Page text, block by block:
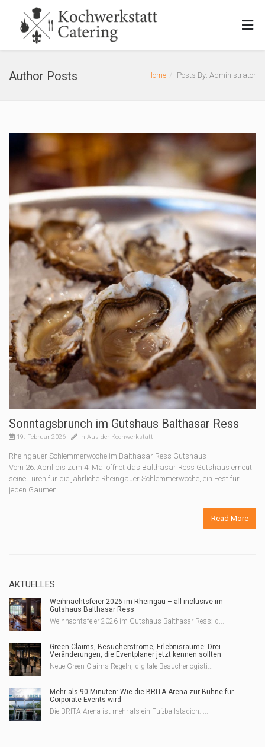
Author Posts Home Posts By: Administrator
Sonntagsbrunch im Gutshaus Balthasar Ress
19. Februar 2026 In Aus der Kochwerkstatt
Rheingauer Schlemmerwoche im Balthasar Ress Gutshaus
Vom 26. April bis zum 4. Mai öffnet das Balthasar Ress Gutshaus erneut
seine Türen für die jährliche Rheingauer Schlemmerwoche, ein Fest für
jeden Gaumen.
Read More
AKTUELLES
Weihnachtsfeier 2026 im Rheingau – all-inclusive im
Gutshaus Balthasar Ress
Weihnachtsfeier 2026 im Gutshaus Balthasar Ress: d...
Green Claims, Besucherströme, Erlebnisräume: Drei
Veränderungen, die Eventplaner jetzt kennen sollten
Neue Green-Claims-Regeln, digitale Besucherlogisti...
Mehr als 90 Minuten: Wie die BRITA-Arena zur Bühne für
Corporate Events wird
Die BRITA-Arena ist mehr als ein Fußballstadion: ...